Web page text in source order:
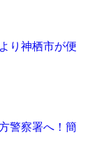
り神栖市が便
警察署へ！簡